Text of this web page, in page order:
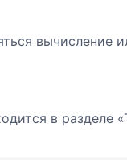
вычисление
в разделе